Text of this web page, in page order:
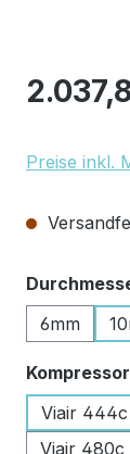
Regulärer
Preise inkl.
6mm
Kompressor
Viair
Viair 480c